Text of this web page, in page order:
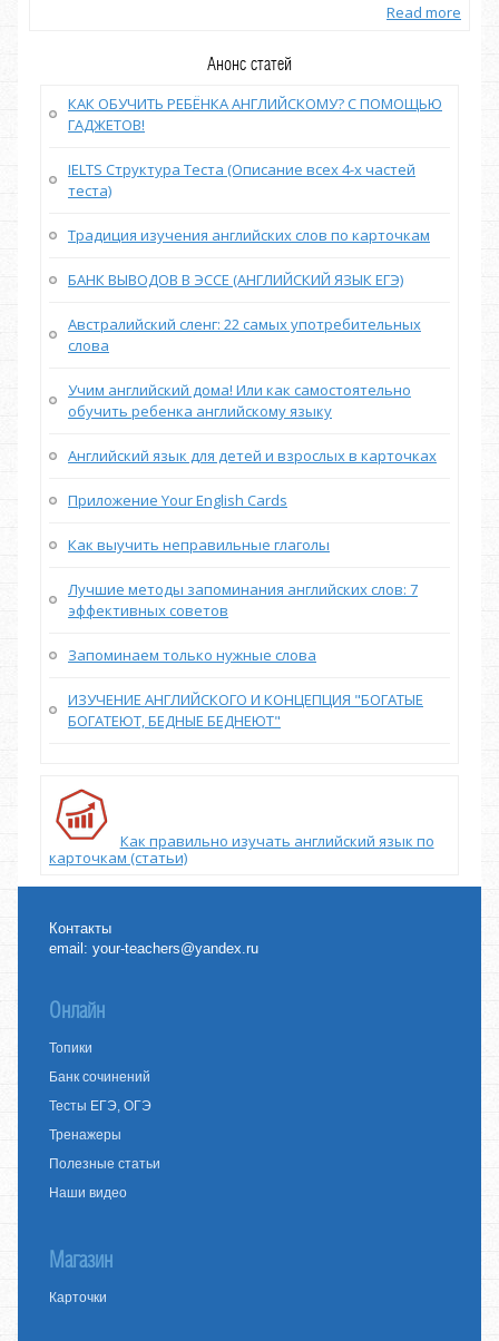
Read more
Анонс статей
КАК ОБУЧИТЬ РЕБЁНКА АНГЛИЙСКОМУ? С ПОМОЩЬЮ
ГАДЖЕТОВ!
IELTS Структура Теста (Описание всех 4-х частей
теста)
Традиция изучения английских слов по карточкам
БАНК ВЫВОДОВ В ЭССЕ (АНГЛИЙСКИЙ ЯЗЫК ЕГЭ)
Австралийский сленг: 22 самых употребительных
слова
Учим английский дома! Или как самостоятельно
обучить ребенка английскому языку
Английский язык для детей и взрослых в карточках
Приложение Your English Cards
Как выучить неправильные глаголы
Лучшие методы запоминания английских слов: 7
эффективных советов
Запоминаем только нужные слова
ИЗУЧЕНИЕ АНГЛИЙСКОГО И КОНЦЕПЦИЯ "БОГАТЫЕ
БОГАТЕЮТ, БЕДНЫЕ БЕДНЕЮТ"
Как правильно изучать английский язык по
карточкам (статьи)
Контакты
email:your-teachers@yandex.ru
Онлайн
Топики
Банк сочинений
Тесты ЕГЭ, ОГЭ
Тренажеры
Полезные статьи
Наши видео
Магазин
Карточки